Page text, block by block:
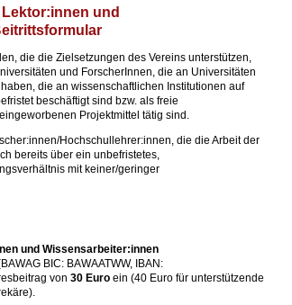
und
die die Zielsetzungen des Vereins unterstützen,
und ForscherInnen, die an Universitäten
die an wissenschaftlichen Institutionen auf
beschäftigt sind bzw. als freie
Projektmittel tätig sind.
Hochschullehrer:innen, die die Arbeit der
bereits über ein unbefristetes,
mit keiner/geringer
und Wissensarbeiter:innen
BIC: BAWAATWW, IBAN:
von 30 Euro ein (40 Euro für unterstützende